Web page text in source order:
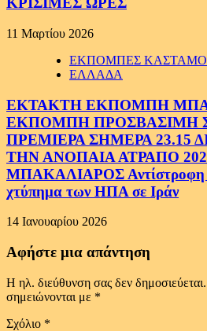
11 Μαρτίου 2026
ΕΚΠΟΜΠΕΣ
ΕΛΛΑΔΑ
ΕΚΤΑΚΤΗ ΕΚΠΟΜΠΗ
ΕΚΠΟΜΠΗ ΠΡΟΣΒΑΣΙΜΗ
ΠΡΕΜΙΕΡΑ ΣΗΜΕΡΑ 23.15
ΤΗΝ ΑΝΟΠΑΙΑ ΑΤΡΑΠΟ
ΜΠΑΚΑΛΙΑΡΟΣ Αντίστροφη
χτύπημα των ΗΠΑ σε Ιράν
14 Ιανουαρίου 2026
Αφήστε μια απάντηση
Η ηλ. διεύθυνση σας δεν δημοσιεύεται.
σημειώνονται με *
Σχόλιο *